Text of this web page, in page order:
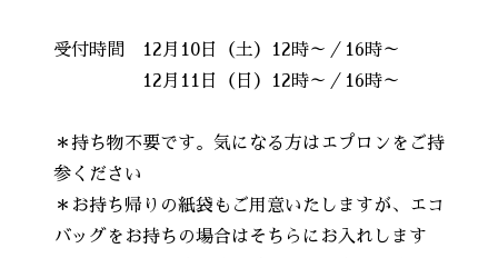
‪受付時間 12月10日（土）12時～／16時～
12月11日（日）12時～／16時～
＊持ち物不要です。気になる方はエプロンをご持
参ください
＊お持ち帰りの紙袋もご用意いたしますが、エコ
バッグをお持ちの場合はそちらにお入れします